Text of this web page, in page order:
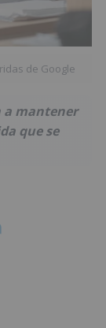
de Google
a mantener
que se